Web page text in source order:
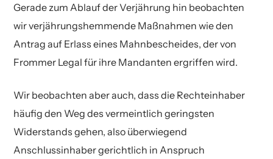
Gerade zum Ablauf der Verjährung hin beobachten
wir verjährungshemmende Maßnahmen wie den
Antrag auf Erlass eines Mahnbescheides, der von
Frommer Legal für ihre Mandanten ergriffen wird.
Wir beobachten aber auch, dass die Rechteinhaber
häufig den Weg des vermeintlich geringsten
Widerstands gehen, also überwiegend
Anschlussinhaber gerichtlich in Anspruch